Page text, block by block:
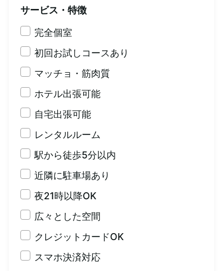
サービス・特徴
完全個室
初回お試しコースあり
マッチョ・筋肉質
ホテル出張可能
自宅出張可能
レンタルルーム
駅から徒歩5分以内
近隣に駐車場あり
夜21時以降OK
広々とした空間
クレジットカードOK
スマホ決済対応